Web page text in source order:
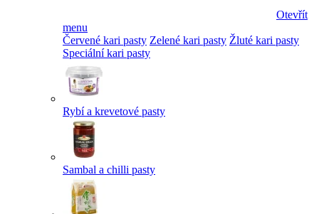
Otevřít
menu
Červené kari pasty Zelené kari pasty Žluté kari pasty
Speciální kari pasty
Rybí a krevetové pasty
Sambal a chilli pasty